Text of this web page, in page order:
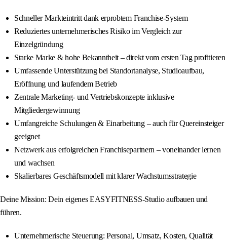
Schneller Markteintritt dank erprobtem Franchise-System
Reduziertes unternehmerisches Risiko im Vergleich zur
Einzelgründung
Starke Marke & hohe Bekanntheit – direkt vom ersten Tag profitieren
Umfassende Unterstützung bei Standortanalyse, Studioaufbau,
Eröffnung und laufendem Betrieb
Zentrale Marketing- und Vertriebskonzepte inklusive
Mitgliedergewinnung
Umfangreiche Schulungen & Einarbeitung – auch für Quereinsteiger
geeignet
Netzwerk aus erfolgreichen Franchisepartnern – voneinander lernen
und wachsen
Skalierbares Geschäftsmodell mit klarer Wachstumsstrategie
Deine Mission: Dein eigenes EASYFITNESS-Studio aufbauen und
führen.
Unternehmerische Steuerung: Personal, Umsatz, Kosten, Qualität